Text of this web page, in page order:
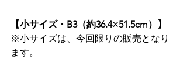
【小サイズ・B3（約36.4×51.5cm）】
※小サイズは、今回限りの販売となり
ます。